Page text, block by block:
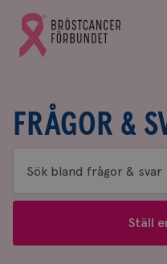
Gå
till
Bröstcancerförbundets
FRÅGOR &
Sök
bland
&
Ställ